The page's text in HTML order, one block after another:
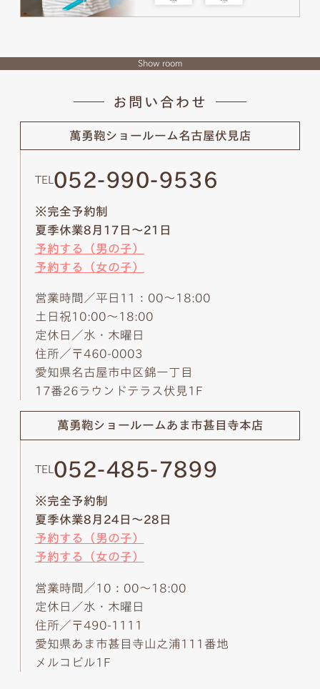
Show room
お問い合わせ
萬勇鞄ショールーム名古屋伏見店
TEL 052-990-9536
※完全予約制
夏季休業8月17日～21日
予約する（男の子）
予約する（女の子）
営業時間／平日11：00～18:00
土日祝10:00～18:00
定休日／水・木曜日
住所／〒460-0003
愛知県名古屋市中区錦一丁目
17番26ラウンドテラス伏見1F
萬勇鞄ショールームあま市甚目寺本店
TEL 052-485-7899
※完全予約制
夏季休業8月24日～28日
予約する（男の子）
予約する（女の子）
営業時間／10：00～18:00
定休日／水・木曜日
住所／〒490-1111
愛知県あま市甚目寺山之浦111番地
メルコビル1F